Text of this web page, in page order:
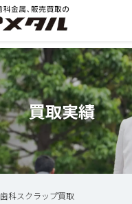
買取実績
歯科スクラップ買取